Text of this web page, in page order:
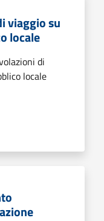
viaggio su
locale
di
locale